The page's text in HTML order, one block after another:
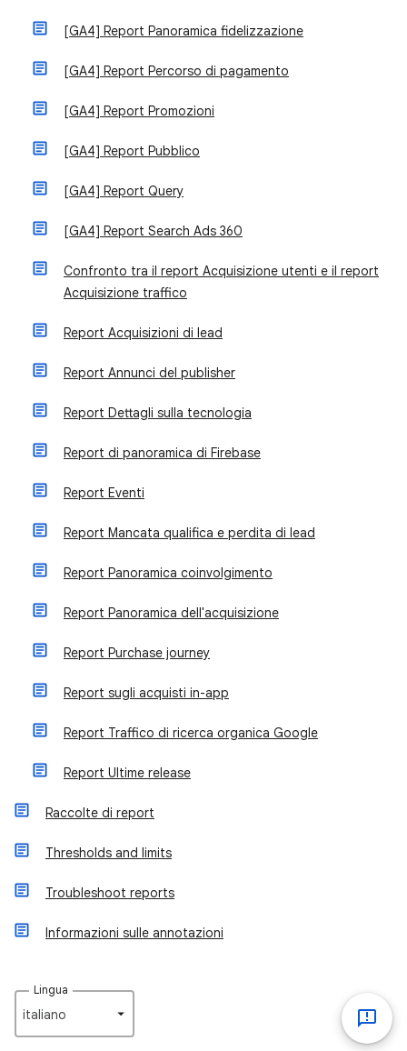
[GA4] Report Panoramica fidelizzazione
[GA4] Report Percorso di pagamento
[GA4] Report Promozioni
[GA4] Report Pubblico
[GA4] Report Query
[GA4] Report Search Ads 360
Confronto tra il report Acquisizione utenti e il report
Acquisizione traffico
Report Acquisizioni di lead
Report Annunci del publisher
Report Dettagli sulla tecnologia
Report di panoramica di Firebase
Report Eventi
Report Mancata qualifica e perdita di lead
Report Panoramica coinvolgimento
Report Panoramica dell'acquisizione
Report Purchase journey
Report sugli acquisti in-app
Report Traffico di ricerca organica Google
Report Ultime release
Raccolte di report
Thresholds and limits
Troubleshoot reports
Informazioni sulle annotazioni
Lingua
italiano‎